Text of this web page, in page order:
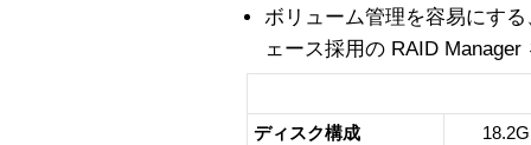
ボリューム管理を容易にす
ェース採用の RAID Manager
ディスク構成